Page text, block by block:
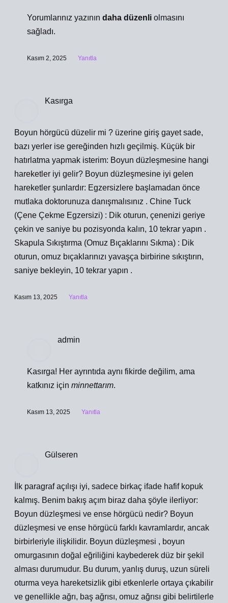
Yorumlarınız yazının daha düzenli olmasını
sağladı.
Kasım 2, 2025 Yanıtla
Kasırga
Boyun hörgücü düzelir mi ? üzerine giriş gayet sade,
bazı yerler ise gereğinden hızlı geçilmiş. Küçük bir
hatırlatma yapmak isterim: Boyun düzleşmesine hangi
hareketler iyi gelir? Boyun düzleşmesine iyi gelen
hareketler şunlardır: Egzersizlere başlamadan önce
mutlaka doktorunuza danışmalısınız . Chine Tuck
(Çene Çekme Egzersizi) : Dik oturun, çenenizi geriye
çekin ve saniye bu pozisyonda kalın, 10 tekrar yapın .
Skapula Sıkıştırma (Omuz Bıçaklarını Sıkma) : Dik
oturun, omuz bıçaklarınızı yavaşça birbirine sıkıştırın,
saniye bekleyin, 10 tekrar yapın .
Kasım 13, 2025 Yanıtla
admin
Kasırga! Her ayrıntıda aynı fikirde değilim, ama
katkınız için minnettarım.
Kasım 13, 2025 Yanıtla
Gülseren
İlk paragraf açılışı iyi, sadece birkaç ifade hafif kopuk
kalmış. Benim bakış açım biraz daha şöyle ilerliyor:
Boyun düzleşmesi ve ense hörgücü nedir? Boyun
düzleşmesi ve ense hörgücü farklı kavramlardır, ancak
birbirleriyle ilişkilidir. Boyun düzleşmesi , boyun
omurgasının doğal eğriliğini kaybederek düz bir şekil
alması durumudur. Bu durum, yanlış duruş, uzun süreli
oturma veya hareketsizlik gibi etkenlerle ortaya çıkabilir
ve genellikle ağrı, baş ağrısı, omuz ağrısı gibi belirtilerle